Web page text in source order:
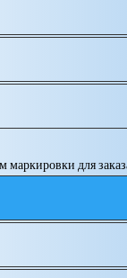
маркировки для